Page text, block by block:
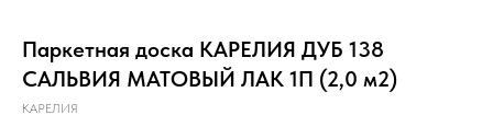
Паркетная доска КАРЕЛИЯ ДУБ 138
САЛЬВИЯ МАТОВЫЙ ЛАК 1П (2,0 м2)
КАРЕЛИЯ